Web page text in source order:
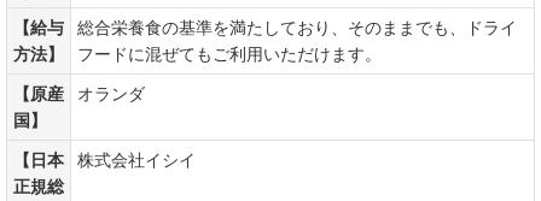
【給与
方法】
総合栄養食の基準を満たしており、そのままでも、ドライ
フードに混ぜてもご利用いただけます。
【原産
国】
オランダ
【日本
正規総
株式会社イシイ